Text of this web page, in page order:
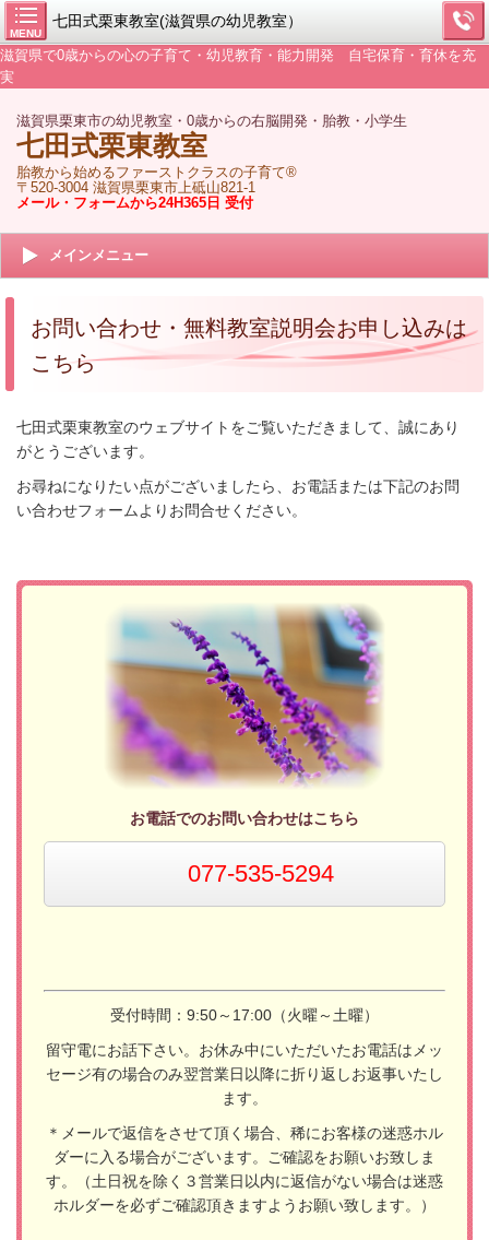
MENU
七田式栗東教室(滋賀県の幼児教室）
滋賀県で0歳からの心の子育て・幼児教育・能力開発 自宅保育・育休を充
実
滋賀県栗東市の幼児教室・0歳からの右脳開発・胎教・小学生
七田式栗東教室
胎教から始めるファーストクラスの子育て®
〒520-3004 滋賀県栗東市上砥山821-1
メール・フォームから24H365日 受付
メインメニュー
お問い合わせ・無料教室説明会お申し込みは
こちら
七田式栗東教室のウェブサイトをご覧いただきまして、誠にあり
がとうございます。
お尋ねになりたい点がございましたら、お電話または下記のお問
い合わせフォームよりお問合せください。
お電話でのお問い合わせはこちら
077-535-5294
受付時間：9:50～17:00（火曜～土曜）
留守電にお話下さい。お休み中にいただいたお電話はメッ
セージ有の場合のみ翌営業日以降に折り返しお返事いたし
ます。
＊メールで返信をさせて頂く場合、稀にお客様の迷惑ホル
ダーに入る場合がございます。ご確認をお願いお致しま
す。（土日祝を除く３営業日以内に返信がない場合は迷惑
ホルダーを必ずご確認頂きますようお願い致します。）